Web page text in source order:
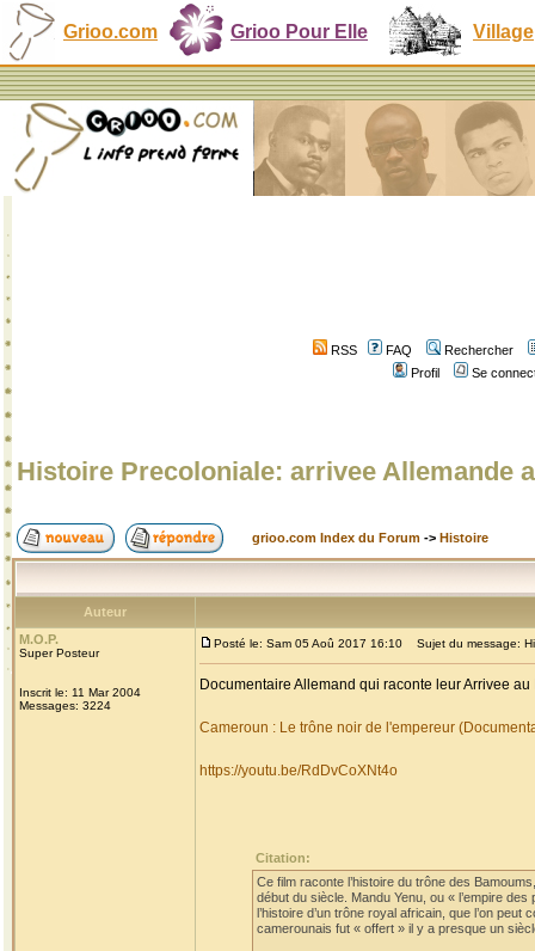
Grioo.com Grioo Pour Elle Village
RSS FAQ
Rechercher
Profil
Se
Histoire Precoloniale: arrivee Allemande
grioo.com Index du Forum -> Histoire
Auteur
M.O.P.
Super Posteur
Inscrit le: 11 Mar 2004
Messages: 3224
Posté le: Sam 05 Aoû 2017 16:10 Sujet du message:
Documentaire Allemand qui raconte leur Arrivee
Cameroun : Le trône noir de l'empereur
https://youtu.be/RdDvCoXNt4o
Citation:
Ce film raconte l’histoire du trône des
début du siècle. Mandu Yenu, ou « l’empire
l’histoire d’un trône royal africain, que l’on
camerounais fut « offert » il y a presque un